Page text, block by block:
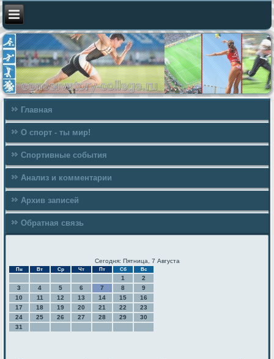
Главная
О спорт - ты мир!
Спортивные события
Анализ и комментарии
Архив записей
Обратная связь
Сегодня: Пятница, 7 Августа
Пн Вт Ср Чт Пт Сб Вс
1
2
3
4 5 6 7 8
9
10
11 12 13 14 15
16
17
18 19 20 21 22
23
24
25 26 27 28 29
30
31